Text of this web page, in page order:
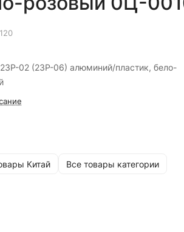
02 (23P-06) алюминий/пластик, бело-
Китай Все товары категории